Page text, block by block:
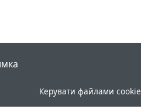
Керувати файлами cookie